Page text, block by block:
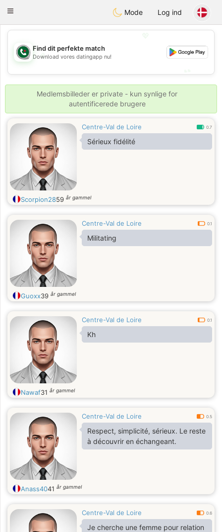
Weshrak
Toggle
Mode Log ind
💖
💕
Find dit perfekte match
Download vores datingapp nu!
Medlemsbilleder er private - kun synlige for
autentificerede brugere
Centre-Val de Loire 0.7
Sérieux fidélité
Scorpion2859 år gammel
Centre-Val de Loire 0.1
Militating
Guoxx39 år gammel
Centre-Val de Loire 0.1
Kh
Nawaf31 år gammel
Centre-Val de Loire 0.5
Respect, simplicité, sérieux. Le reste
à découvrir en échangeant.
Anass4041 år gammel
Centre-Val de Loire 0.6
Je cherche une femme pour relation